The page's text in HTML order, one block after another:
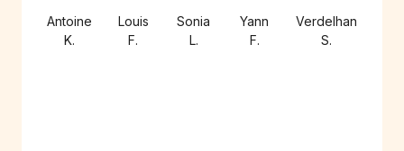
Antoine
K.
Louis
F.
Sonia
L.
Yann
F.
Verdelhan
S.